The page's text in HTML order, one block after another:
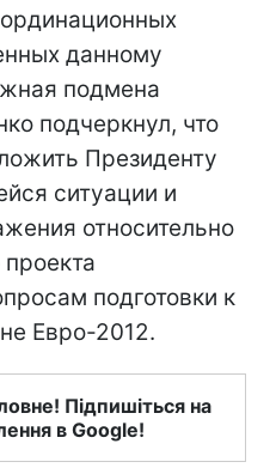
данному
подмена
подчеркнул, что
Президенту
ситуации и
относительно
подготовки к
Евро-2012.
Підпишіться на
в Google!